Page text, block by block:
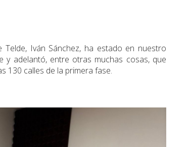
Telde, Iván Sánchez, ha estado en nuestro
y adelantó, entre otras muchas cosas, que
130 calles de la primera fase.